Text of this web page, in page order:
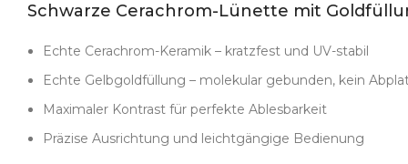
Schwarze Cerachrom-Lünette mit
Echte Cerachrom-Keramik – kratzfest und UV-stabil
Echte Gelbgoldfüllung – molekular gebunden, kein
Maximaler Kontrast für perfekte Ablesbarkeit
Präzise Ausrichtung und leichtgängige Bedienung